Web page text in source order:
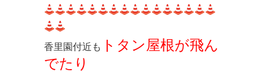
香里園付近も トタン屋根が飛ん
でたり